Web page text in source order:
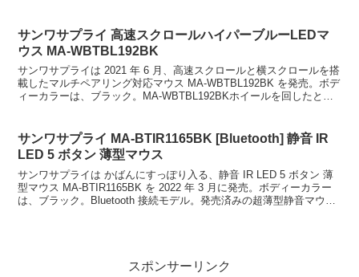
サンワサプライ 高速スクロールハイパーブルーLEDマ
ウス MA-WBTBL192BK
サンワサプライは 2021 年 6 月、高速スクロールと横スクロールを搭
載したマルチペアリング対応マウス MA-WBTBL192BK を発売。ボデ
ィーカラーは、ブラック。MA-WBTBL192BKホイールを回したとき
サンワサプライ MA-BTIR1165BK [Bluetooth] 静音 IR
LED 5 ボタン 薄型マウス
サンワサプライは かばんにすっぽり入る、静音 IR LED 5 ボタン 薄
型マウス MA-BTIR1165BK を 2022 年 3 月に発売。ボディーカラー
は、ブラック。Bluetooth 接続モデル。発売済みの超薄型静音マウス
スポンサーリンク